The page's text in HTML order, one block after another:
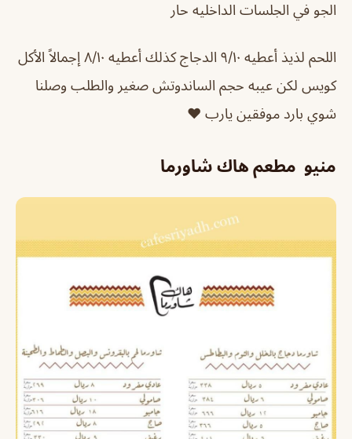
الجو في الجلسات الداخليه حار
اللحم لذيذ أعطيه ٩/١٠ الدجاج كذلك أعطيه ٨/١٠ إجمالاً الأكل
كويس لكن عيبه حجم الساندوتش صغير والطلب وصلنا
شوي بارد موفقين يارب ❤️
منيو مطعم هاك شاورما